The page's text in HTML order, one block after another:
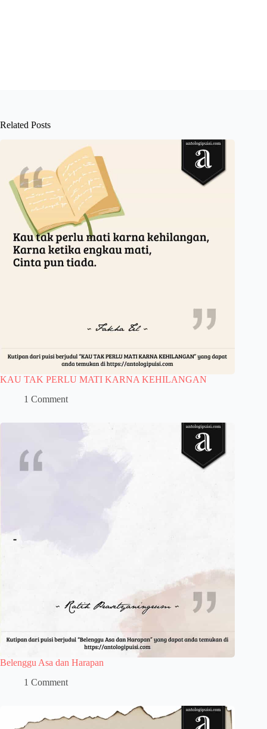
Related Posts
KAU TAK PERLU MATI KARNA KEHILANGAN
1 Comment
Belenggu Asa dan Harapan
1 Comment